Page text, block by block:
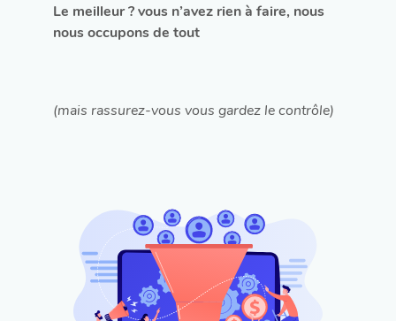
Le meilleur ? vous n’avez rien à faire, nous
nous occupons de tout
(mais rassurez-vous vous gardez le contrôle)